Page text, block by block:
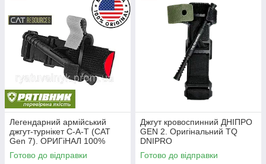
Легендарний армійський
джгут-турнікет С-A-T (CAT
Gen 7). ОРИГіНАЛ 100%
США. НЕ КИТАЙ!!! (ТЖТ)
Готово до відправки
Джгут кровоспинний ДНІПРО
GEN 2. Оригінальний TQ
DNIPRO
Готово до відправки